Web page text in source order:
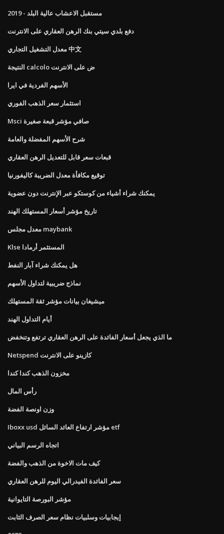
مستقبل الاعشاب عالية البلد - 2019
دفع بلدي سيتي بنك الرهن العقاري على الانترنت
معدل التشغيل التجاري 中文
النتيجة calcolo ض على الانترنت
الأسهم الفردية في ايرا
استثمار سعر الذهب الفوري
Msci صافي مؤشر قبعة صغيرة
شرح الأسهم المفضلة والعامة
قبعات سعر قابل للتعديل الرهن العقاري
توقيع مكافأة معدل الضريبة كاليفورنيا
يمكنك شراء أشياء من كوستكو عبر الإنترنت دون عضوية
تاريخ مؤشر أسعار المستهلك الهند
معدل مجلس maybank
Klse المستثمر أرمادا
هل يمكنك شراء آبار النفط
نماذج ضريبية لتداول الأسهم
ميشيغان بيانات مؤشر ثقة المستهلك
أيام التداول الهند
ما الذي يجعل أسعار الفائدة على الرهن العقاري ترتفع وتنخفض
Netspend كازينو على الانترنت
مخزون الذهب كندا كندا
رأس المال
وزن اونصة الفضة
Iboxx usd مؤشر ارتفاع العائد السائل etf
اتجاه الرسم البياني
كيف مات الاخوة من الذهب والفضة
سعر الفائدة الفيدرالي اليوم للرهن العقاري
مؤشر البورصة التايوانية
إيجابيات وسلبيات نظام سعر الصرف الثابت